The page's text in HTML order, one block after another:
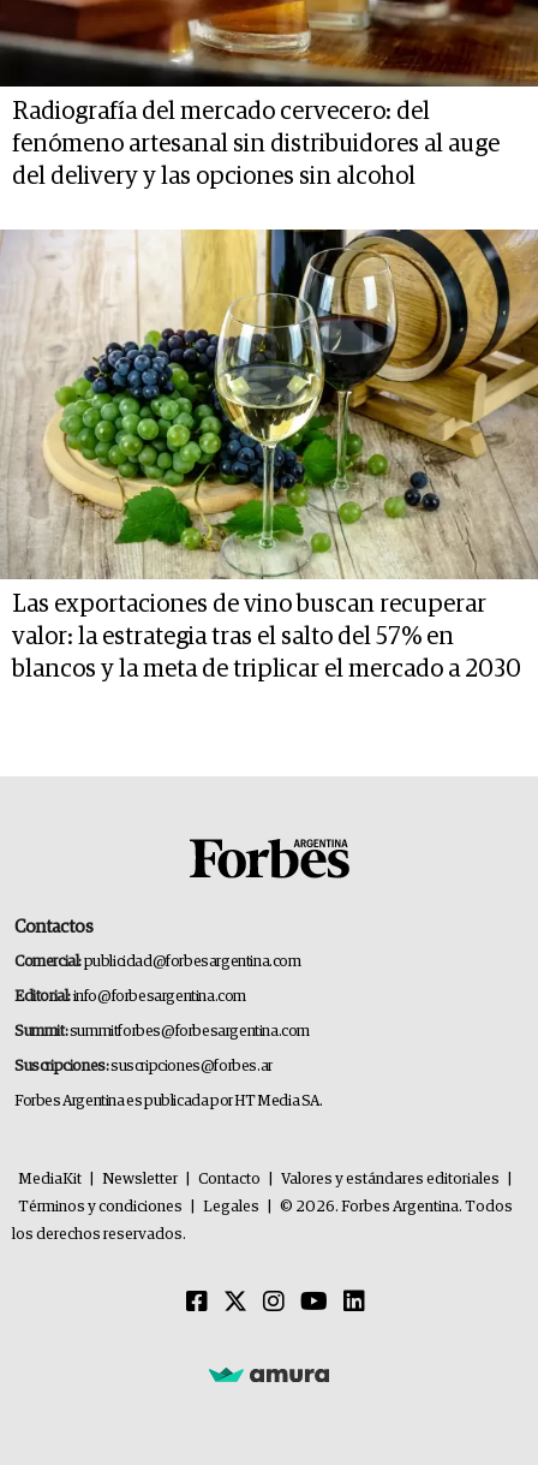
Radiografía del mercado cervecero: del
fenómeno artesanal sin distribuidores al auge
del delivery y las opciones sin alcohol
Las exportaciones de vino buscan recuperar
valor: la estrategia tras el salto del 57% en
blancos y la meta de triplicar el mercado a 2030
Contactos
Comercial:publicidad@forbesargentina.com
Editorial:info@forbesargentina.com
Summit:summitforbes@forbesargentina.com
Suscripciones:suscripciones@forbes.ar
Forbes Argentina es publicada por HT Media SA.
MediaKit Newsletter Contacto Valores y estándares editoriales
Términos y condiciones
Legales
© 2026. Forbes Argentina. Todos
los derechos reservados.